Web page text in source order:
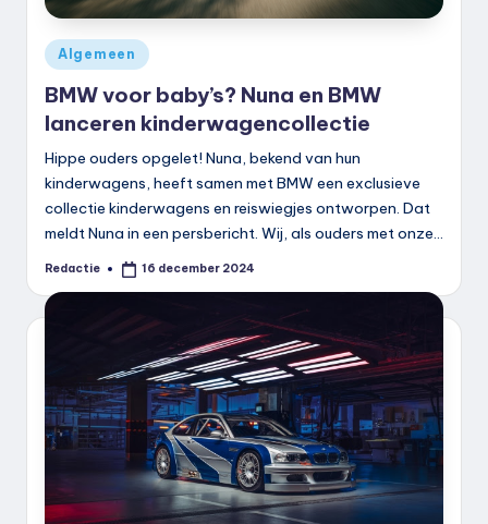
Geplaatst
in
Algemeen
BMW voor baby’s? Nuna en BMW
lanceren kinderwagencollectie
Hippe ouders opgelet! Nuna, bekend van hun
kinderwagens, heeft samen met BMW een exclusieve
collectie kinderwagens en reiswiegjes ontworpen. Dat
meldt Nuna in een persbericht. Wij, als ouders met onze…
Geplaatst
Redactie 16 december 2024